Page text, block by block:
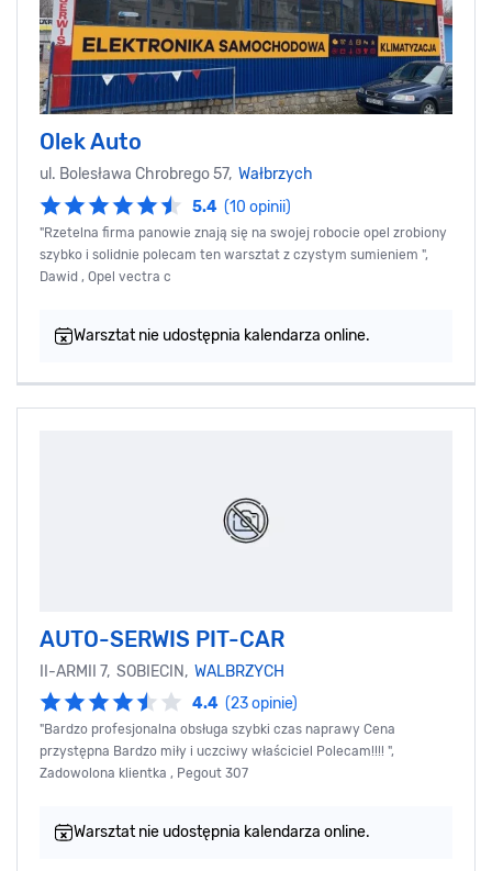
Olek Auto
ul. Bolesława Chrobrego 57, Wałbrzych
5.4 (10 opinii)
"Rzetelna firma panowie znają się na swojej robocie opel zrobiony
szybko i solidnie polecam ten warsztat z czystym sumieniem ",
Dawid , Opel vectra c
Warsztat nie udostępnia kalendarza online.
AUTO-SERWIS PIT-CAR
II-ARMII 7, SOBIECIN, WALBRZYCH
4.4 (23 opinie)
"Bardzo profesjonalna obsługa szybki czas naprawy Cena
przystępna Bardzo miły i uczciwy właściciel Polecam!!!! ",
Zadowolona klientka , Pegout 307
Warsztat nie udostępnia kalendarza online.